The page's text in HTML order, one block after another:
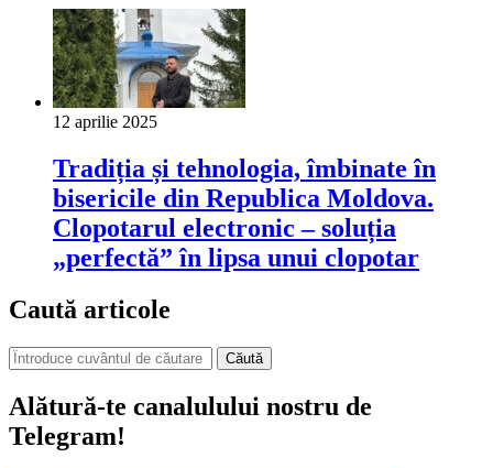
12 aprilie 2025
Tradiția și tehnologia, îmbinate în
bisericile din Republica Moldova.
Clopotarul electronic – soluția
„perfectă” în lipsa unui clopotar
Caută articole
Căută
Alătură-te canalulului nostru de
Telegram!